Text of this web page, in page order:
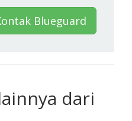
Blueguard
dari